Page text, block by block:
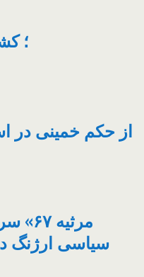
از حکم خمینی در اسفند ۱۳۵۷ تا
سیاسی ارژنگ